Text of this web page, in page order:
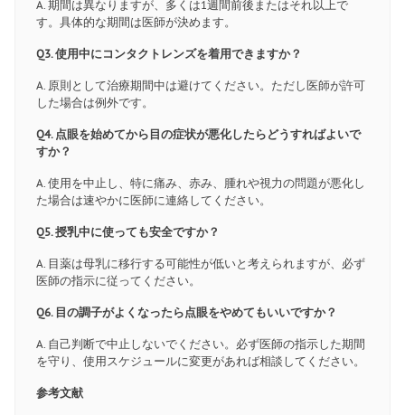
A. 期間は異なりますが、多くは1週間前後またはそれ以上で
す。具体的な期間は医師が決めます。
Q3. 使用中にコンタクトレンズを着用できますか？
A. 原則として治療期間中は避けてください。ただし医師が許可
した場合は例外です。
Q4. 点眼を始めてから目の症状が悪化したらどうすればよいで
すか？
A. 使用を中止し、特に痛み、赤み、腫れや視力の問題が悪化し
た場合は速やかに医師に連絡してください。
Q5. 授乳中に使っても安全ですか？
A. 目薬は母乳に移行する可能性が低いと考えられますが、必ず
医師の指示に従ってください。
Q6. 目の調子がよくなったら点眼をやめてもいいですか？
A. 自己判断で中止しないでください。必ず医師の指示した期間
を守り、使用スケジュールに変更があれば相談してください。
参考文献